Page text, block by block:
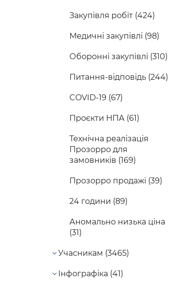
Закупівля робіт (424)
Медичні закупівлі (98)
Оборонні закупівлі (310)
Питання-відповідь (244)
COVID-19 (67)
Проєкти НПА (61)
Технічна реалізація
Прозорро для
замовників (169)
Прозорро продажі (39)
24 години (89)
Аномально низька ціна
(31)
Учасникам (3465)
Інфографіка (41)